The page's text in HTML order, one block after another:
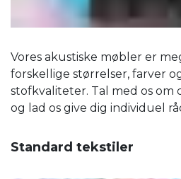
Vores akustiske møbler er
forskellige størrelser, farver
stofkvaliteter. Tal med os om
og lad os give dig individuel
Standard tekstiler